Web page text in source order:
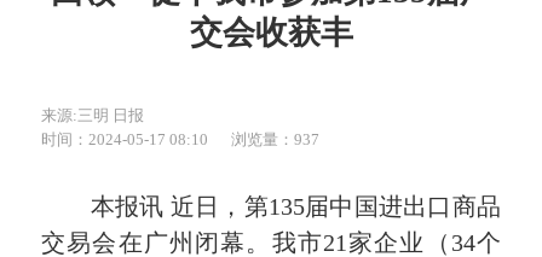
交会收获丰
来源:三明 日报
时间：2024-05-17 08:10
浏览量：937
本报讯 近日，第135届中国进出口商品
交易会在广州闭幕。我市21家企业（34个